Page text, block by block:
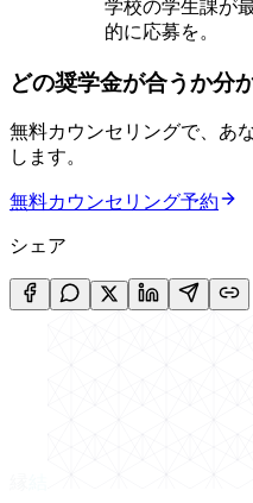
学校の学生課が
的に応募を。
どの奨学金が合うか分
無料カウンセリングで、あ
します。
無料カウンセリング予約
シェア